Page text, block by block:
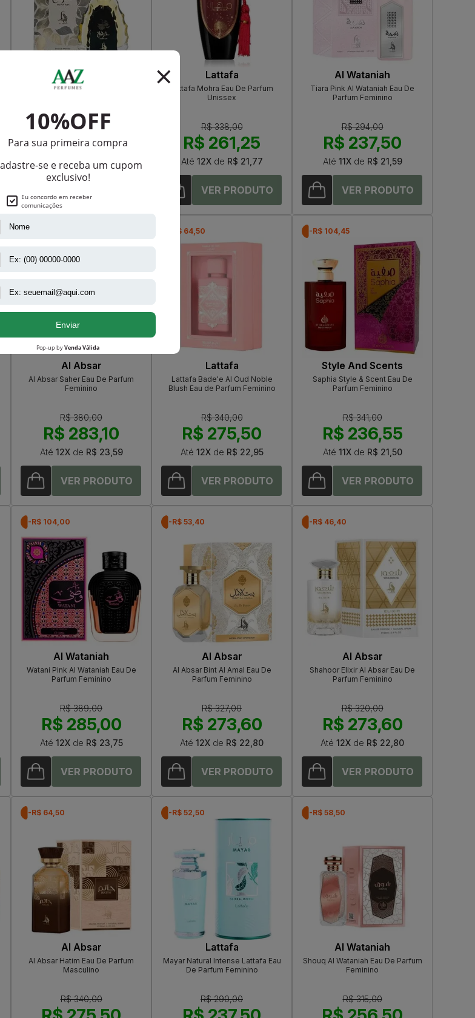
Al Absar
Al Absar Hirfah Eau De Parfum
R$ 390,00
R$ 283,10
Até12XdeR$ 23,59
Lattafa
Lattafa Mohra Eau De Parfum
Unissex
R$ 338,00
R$ 261,25
Até 12Xde R$ 21,77
Al Wataniah
Tiara Pink Al Wataniah Eau De
Parfum Feminino
R$ 294,00
R$ 237,50
Até 11Xde R$ 21,59
-R$ 96,90
Al Absar
Al Absar Saher Eau De Parfum
Feminino
R$ 380,00
R$ 283,10
Até 12Xde R$ 23,59
-R$ 64,50
Lattafa
Lattafa Bade'e Al Oud Noble
Blush Eau de Parfum Feminino
R$ 340,00
R$ 275,50
Até 12Xde R$ 22,95
-R$ 104,45
Style And Scents
Saphia Style & Scent Eau De
Parfum Feminino
R$ 341,00
R$ 236,55
Até 11Xde R$ 21,50
-R$ 104,00
Al Wataniah
Watani Pink Al Wataniah Eau De
Parfum Feminino
R$ 389,00
R$ 285,00
Até 12Xde R$ 23,75
-R$ 53,40
Al Absar
Al Absar Bint Al Amal Eau De
Parfum Feminino
R$ 327,00
R$ 273,60
Até 12X de R$ 22,80
-R$ 46,40
Al Absar
Shahoor Elixir Al Absar Eau De
Parfum Feminino
R$ 320,00
R$ 273,60
Até 12X de R$ 22,80
-R$ 64,50
Al Absar
Al Absar Hatim Eau De Parfum
Masculino
R$ 340,00
-R$ 52,50
Lattafa
Mayar Natural Intense Lattafa Eau
De Parfum Feminino
R$ 290,00
-R$ 58,50
Al Wataniah
Shouq Al Wataniah Eau De Parfum
Feminino
R$ 315,00